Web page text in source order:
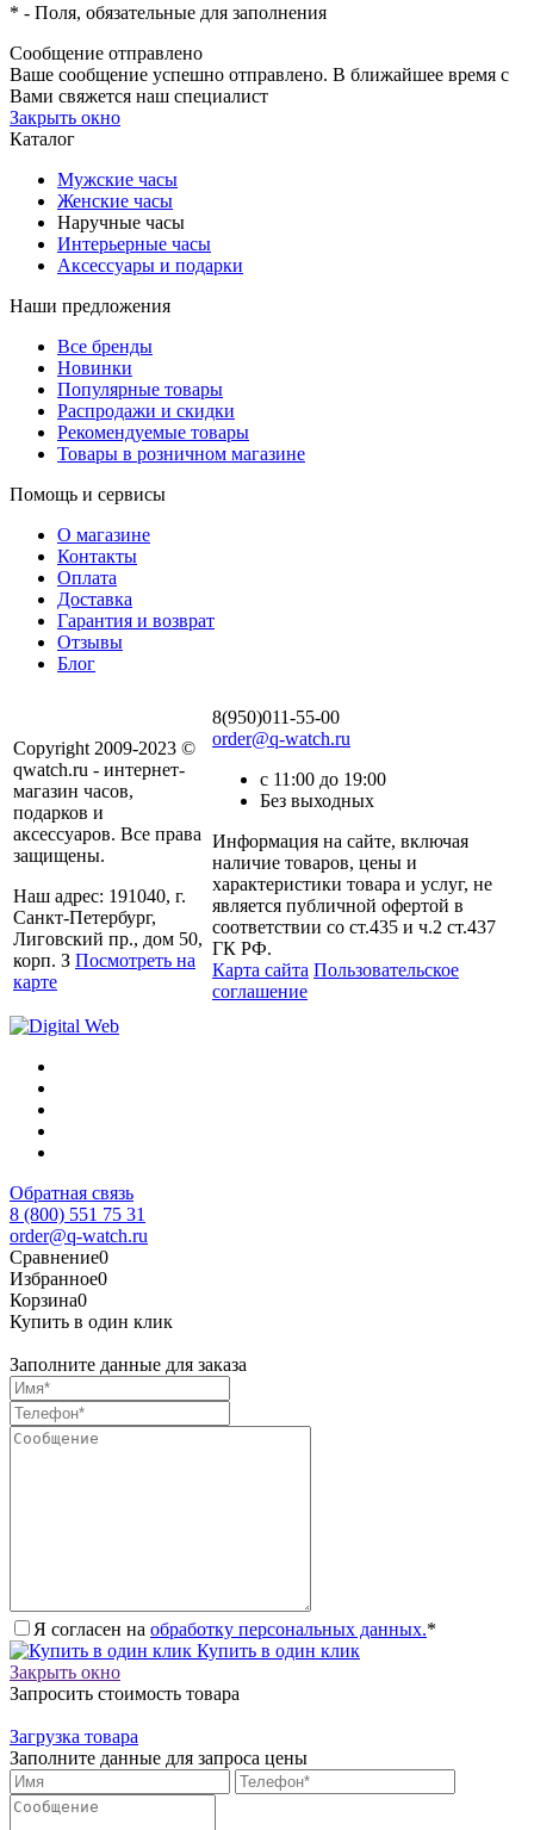
* - Поля, обязательные для заполнения
Сообщение отправлено
Ваше сообщение успешно отправлено. В ближайшее время с
Вами свяжется наш специалист
Закрыть окно
Каталог
Мужские часы
Женские часы
Наручные часы
Интерьерные часы
Аксессуары и подарки
Наши предложения
Все бренды
Новинки
Популярные товары
Распродажи и скидки
Рекомендуемые товары
Товары в розничном магазине
Помощь и сервисы
О магазине
Контакты
Оплата
Доставка
Гарантия и возврат
Отзывы
Блог
Copyright 2009-2023 ©
qwatch.ru - интернет-
магазин часов,
подарков и
аксессуаров. Все права
защищены.
Наш адрес: 191040, г.
Санкт-Петербург,
Лиговский пр., дом 50,
корп. З Посмотреть на
карте
8(950)011-55-00
order@q-watch.ru
с 11:00 до 19:00
Без выходных
Информация на сайте, включая
наличие товаров, цены и
характеристики товара и услуг, не
является публичной офертой в
соответствии со ст.435 и ч.2 ст.437
ГК РФ.
Карта сайта Пользовательское
соглашение
Обратная связь
8 (800) 551 75 31
order@q-watch.ru
Сравнение0
Избранное0
Корзина0
Купить в один клик
Заполните данные для заказа
Я согласен на обработку персональных данных.*
Купить в один клик
Закрыть окно
Запросить стоимость товара
Загрузка товара
Заполните данные для запроса цены